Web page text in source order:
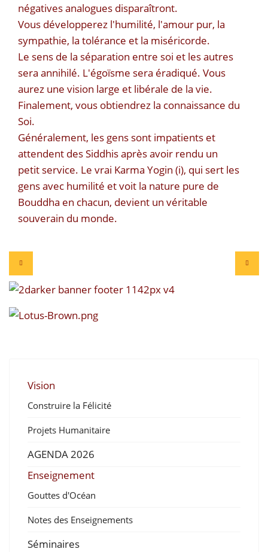
négatives analogues disparaîtront.
Vous développerez l'humilité, l'amour pur, la
sympathie, la tolérance et la miséricorde.
Le sens de la séparation entre soi et les autres
sera annihilé. L'égoïsme sera éradiqué. Vous
aurez une vision large et libérale de la vie.
Finalement, vous obtiendrez la connaissance du
Soi.
Généralement, les gens sont impatients et
attendent des Siddhis après avoir rendu un
petit service. Le vrai Karma Yogin (i), qui sert les
gens avec humilité et voit la nature pure de
Bouddha en chacun, devient un véritable
souverain du monde.
Vision
Construire la Félicité
Projets Humanitaire
AGENDA 2026
Enseignement
Gouttes d'Océan
Notes des Enseignements
Séminaires